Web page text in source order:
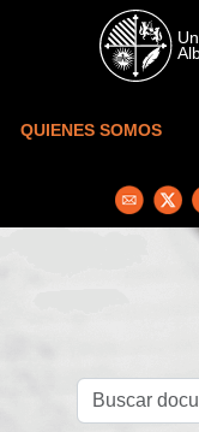
Skip to main content
QUIENES SOMOS